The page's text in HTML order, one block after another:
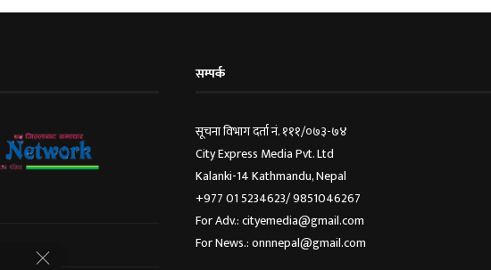
सम्पर्क
सूचना विभाग दर्ता नं. १११/०७३-७४
City Express Media Pvt. Ltd
Kalanki-14 Kathmandu, Nepal
+977 01 5234623/ 9851046267
For Adv.: cityemedia@gmail.com
For News.: onnnepal@gmail.com